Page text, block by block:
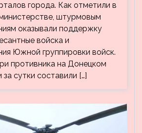
города. Как отметили в
штурмовым
оказывали поддержку
войска и
Южной группировки войск.
противника на Донецком
сутки составили […]